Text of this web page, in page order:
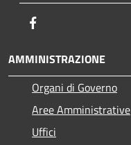
AMMINISTRAZIONE
Organi di Governo
Aree Amministrative
Uffici